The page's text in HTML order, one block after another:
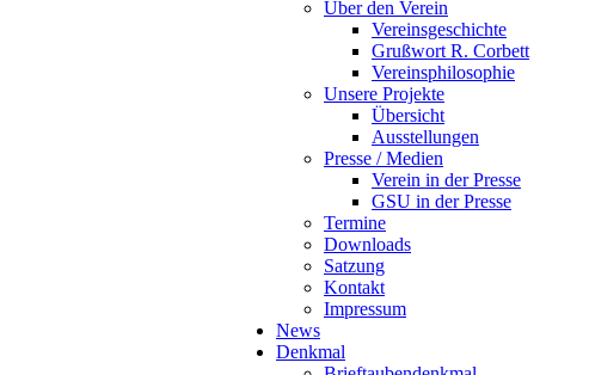
Über den Verein
Vereinsgeschichte
Grußwort R. Corbett
Vereinsphilosophie
Unsere Projekte
Übersicht
Ausstellungen
Presse / Medien
Verein in der Presse
GSU in der Presse
Termine
Downloads
Satzung
Kontakt
Impressum
News
Denkmal